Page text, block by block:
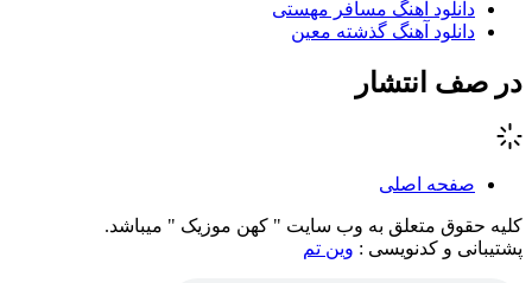
دانلود آهنگ مسافر مهستی
دانلود آهنگ گذشته معین
در صف انتشار
صفحه اصلی
کلیه حقوق متعلق به وب سایت " کهن موزیک " میباشد.
پشتیبانی و کدنویسی : وین تم